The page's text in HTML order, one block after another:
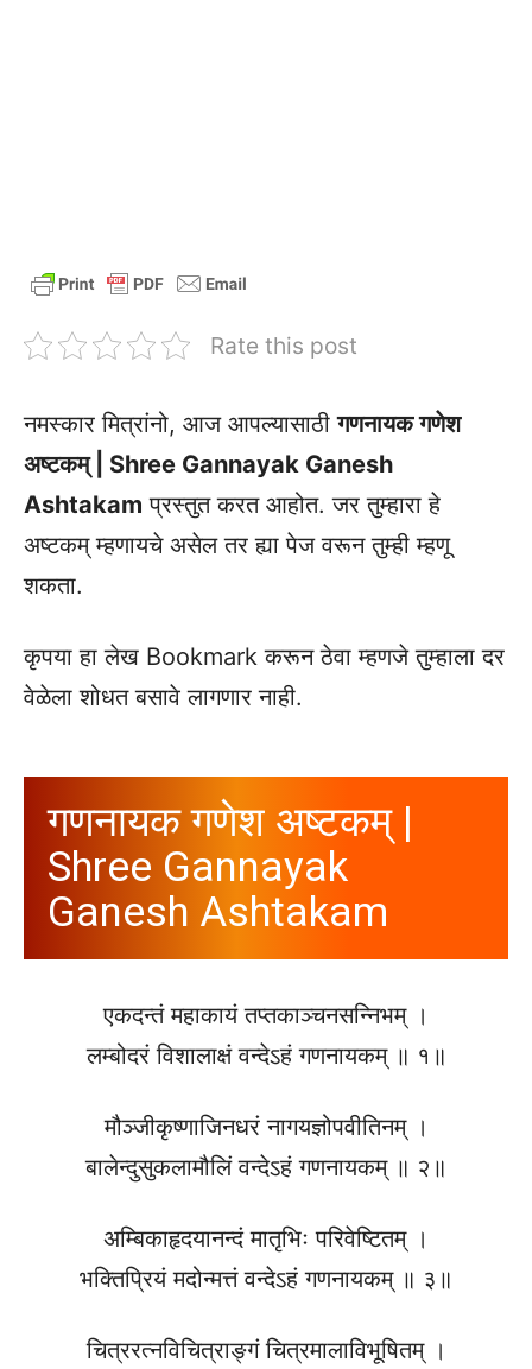
Rate this post
नमस्कार मित्रांनो, आज आपल्यासाठीगणनायक गणेश
अष्टकम् | Shree Gannayak Ganesh
Ashtakam प्रस्तुत करत आहोत. जर तुम्हारा हे
अष्टकम् म्हणायचे असेल तर ह्या पेज वरून तुम्ही म्हणू
शकता.
कृपया हा लेख Bookmark करून ठेवा म्हणजे तुम्हाला दर
वेळेला शोधत बसावे लागणार नाही.
गणनायक गणेश अष्टकम् |
Shree Gannayak
Ganesh Ashtakam
एकदन्तं महाकायं तप्तकाञ्चनसन्निभम् ।
लम्बोदरं विशालाक्षं वन्देऽहं गणनायकम् ॥ १॥
मौञ्जीकृष्णाजिनधरं नागयज्ञोपवीतिनम् ।
बालेन्दुसुकलामौलिं वन्देऽहं गणनायकम् ॥ २॥
अम्बिकाहृदयानन्दं मातृभिः परिवेष्टितम् ।
भक्तिप्रियं मदोन्मत्तं वन्देऽहं गणनायकम् ॥ ३॥
चित्ररत्नविचित्राङ्गं चित्रमालाविभूषितम् ।